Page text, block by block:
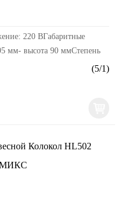
220 ВГабаритные
мм- высота 90 ммСтепень
(5/1)